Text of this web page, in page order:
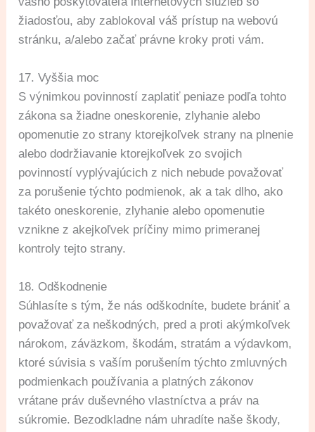
žiadosťou, aby zablokoval váš prístup na webovú
stránku, a/alebo začať právne kroky proti vám.
17. Vyššia moc
S výnimkou povinností zaplatiť peniaze podľa tohto
zákona sa žiadne oneskorenie, zlyhanie alebo
opomenutie zo strany ktorejkoľvek strany na plnenie
alebo dodržiavanie ktorejkoľvek zo svojich
povinností vyplývajúcich z nich nebude považovať
za porušenie týchto podmienok, ak a tak dlho, ako
takéto oneskorenie, zlyhanie alebo opomenutie
vznikne z akejkoľvek príčiny mimo primeranej
kontroly tejto strany.
18. Odškodnenie
Súhlasíte s tým, že nás odškodníte, budete brániť a
považovať za neškodných, pred a proti akýmkoľvek
nárokom, záväzkom, škodám, stratám a výdavkom,
ktoré súvisia s vaším porušením týchto zmluvných
podmienkach používania a platných zákonov
vrátane práv duševného vlastníctva a práv na
súkromie. Bezodkladne nám uhradíte naše škody,